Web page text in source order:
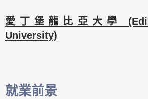
愛丁堡龍比亞大學
University)
就業前景